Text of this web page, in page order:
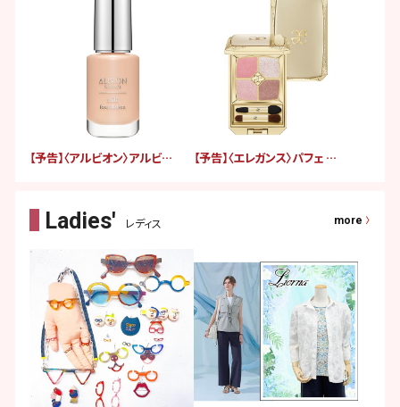
【予告】〈アルビオン〉アルビオン スタジオ ミルク ファンデーション（ファンデーション・日中用乳液） 【予告】〈エレガンス〉パフェ クルール パレット
レディス more